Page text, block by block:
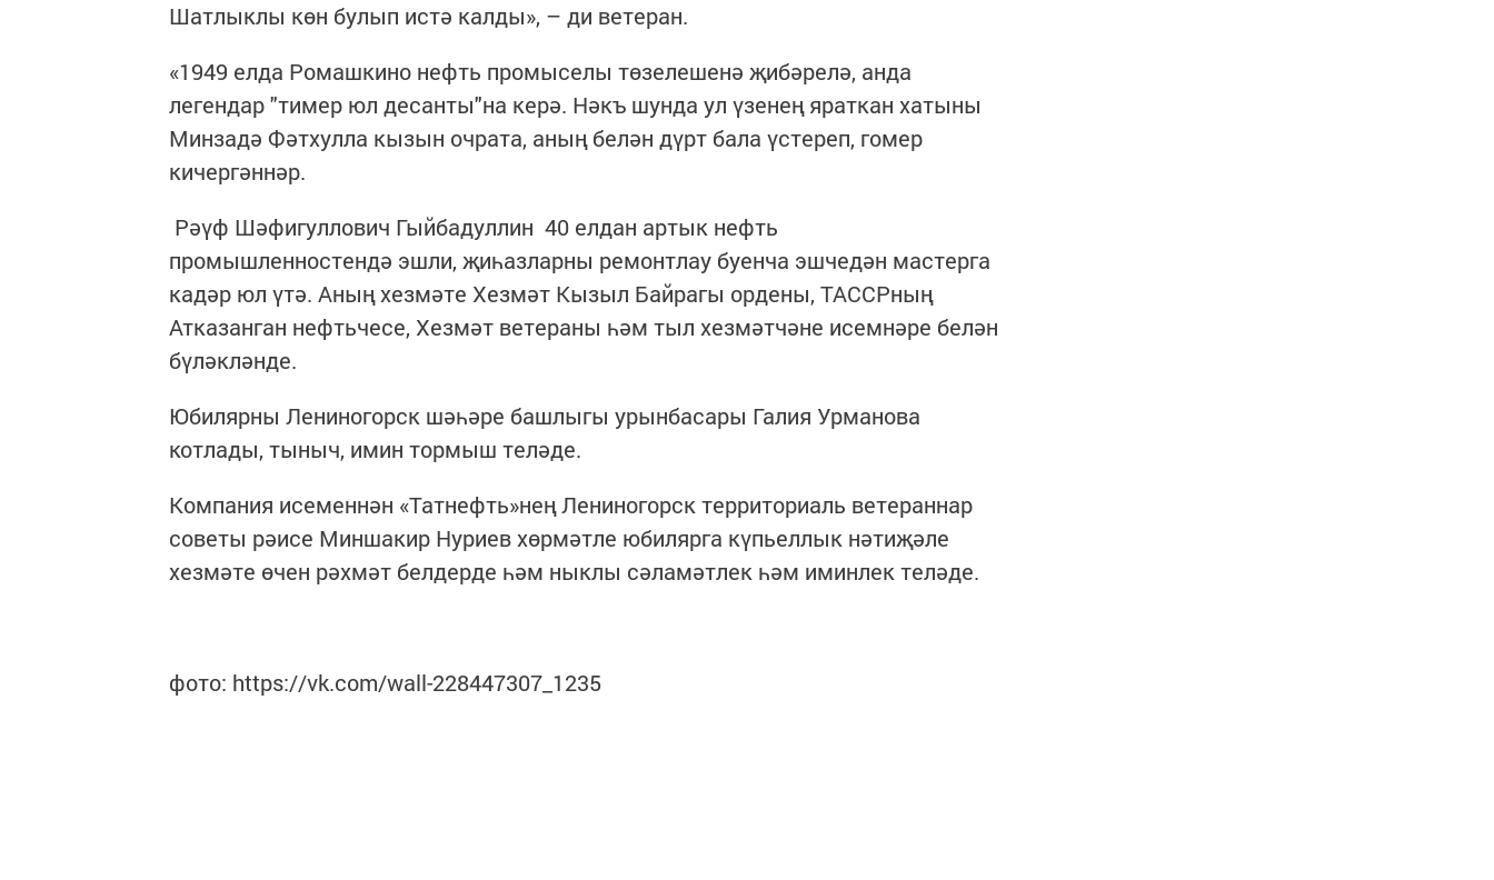
Шатлыклы көн булып истә калды», – ди ветеран.
«1949 елда Ромашкино нефть промыселы төзелешенә җибәрелә, анда
легендар "тимер юл десанты"на керә. Нәкъ шунда ул үзенең яраткан хатыны
Минзадә Фәтхулла кызын очрата, аның белән дүрт бала үстереп, гомер
кичергәннәр.
Рәүф Шәфигуллович Гыйбадуллин 40 елдан артык нефть
промышленностендә эшли, җиһазларны ремонтлау буенча эшчедән мастерга
кадәр юл үтә. Аның хезмәте Хезмәт Кызыл Байрагы ордены, ТАССРның
Атказанган нефтьчесе, Хезмәт ветераны һәм тыл хезмәтчәне исемнәре белән
бүләкләнде.
Юбилярны Лениногорск шәһәре башлыгы урынбасары Галия Урманова
котлады, тыныч, имин тормыш теләде.
Компания исеменнән «Татнефть»нең Лениногорск территориаль ветераннар
советы рәисе Миншакир Нуриев хөрмәтле юбилярга күпьеллык нәтиҗәле
хезмәте өчен рәхмәт белдерде һәм ныклы сәламәтлек һәм иминлек теләде.
фото: https://vk.com/wall-228447307_1235